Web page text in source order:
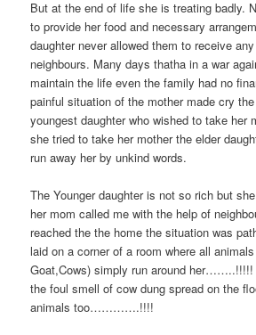
But at the end of life she is treating badly.
to provide her food and necessary
daughter never allowed them to receive
neighbours. Many days thatha in a war
maintain the life even the family had no
painful situation of the mother made cry
youngest daughter who wished to take her
she tried to take her mother the elder
run away her by unkind words.
The Younger daughter is not so rich but
her mom called me with the help of
reached the the home the situation was
laid on a corner of a room where all
Goat,Cows) simply run around her……..!!!!!
the foul smell of cow dung spread on the
animals too………….!!!!